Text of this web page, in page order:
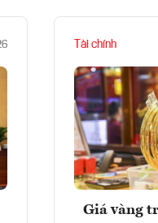
Tài chính
Giá vàng